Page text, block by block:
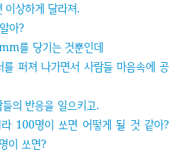
이상하게 달라져.
아?
를 당기는 것뿐인데
퍼져 나가면서 사람들 마음속에 공
의 반응을 일으키고.
100명이 쏘면 어떻게 될 것 같아?
이 쏘면?